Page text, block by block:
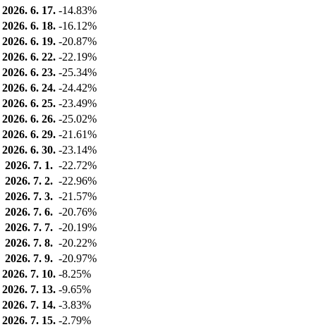
2026. 6. 17. -14.83%
2026. 6. 18. -16.12%
2026. 6. 19. -20.87%
2026. 6. 22. -22.19%
2026. 6. 23. -25.34%
2026. 6. 24. -24.42%
2026. 6. 25. -23.49%
2026. 6. 26. -25.02%
2026. 6. 29. -21.61%
2026. 6. 30. -23.14%
2026. 7. 1. -22.72%
2026. 7. 2. -22.96%
2026. 7. 3. -21.57%
2026. 7. 6. -20.76%
2026. 7. 7. -20.19%
2026. 7. 8. -20.22%
2026. 7. 9. -20.97%
2026. 7. 10. -8.25%
2026. 7. 13. -9.65%
2026. 7. 14. -3.83%
2026. 7. 15. -2.79%